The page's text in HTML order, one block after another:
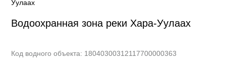
Уулаах
Водоохранная зона реки Хара-Уулаах
Код водного объекта: 18040300312117700000363